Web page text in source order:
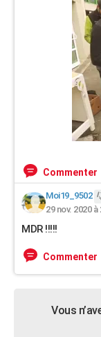
Commenter
Moi19_9502
29 nov. 2020 à
MDR !!!!!
Commenter
Vous